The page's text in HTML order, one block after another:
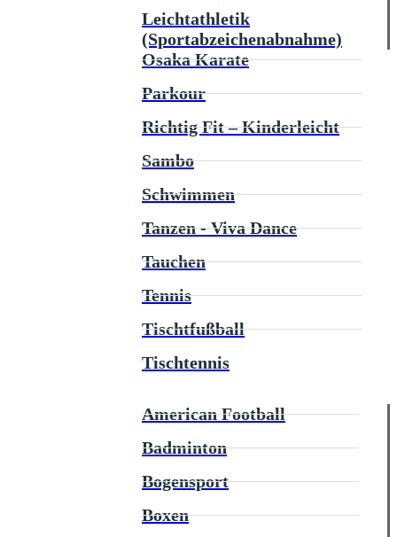
Leichtathletik
(Sportabzeichenabnahme)
Osaka Karate
Parkour
Richtig Fit – Kinderleicht
Sambo
Schwimmen
Tanzen - Viva Dance
Tauchen
Tennis
Tischtfußball
Tischtennis
American Football
Badminton
Bogensport
Boxen